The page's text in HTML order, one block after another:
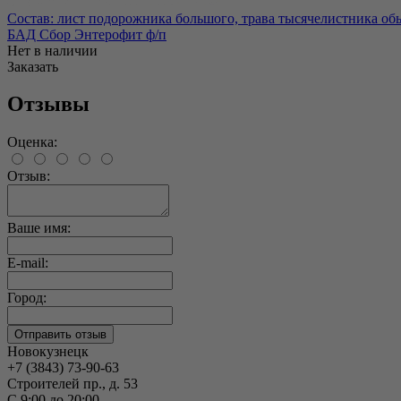
Состав: лист подорожника большого, трава тысячелистника
БАД Сбор Энтерофит ф/п
Нет в наличии
Заказать
Отзывы
Оценка:
Отзыв:
Ваше имя:
E-mail:
Город:
Новокузнецк
+7 (3843) 73-90-63
Строителей пр., д. 53